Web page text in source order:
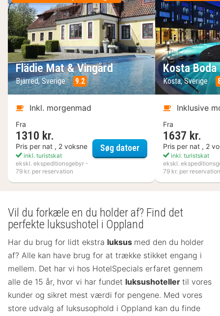
Flädie Mat & Vingård
Bjärred, Sverige 9.2
Inkl. morgenmad
Fra
1310 kr.
Pris per nat , 2 voksne
inkl. turistskat
ekskl. ekspeditionsgebyr -
79 kr. per reservation
Søg datoerFlädie Mat & Vingård
Kosta
Kosta, Sverige
Inklusive
Fra
1637 kr.
Pris per nat , 2
inkl. turistskat
ekskl.
79 kr. per reservation
Vil du forkæle en du holder af? Find det
perfekte luksushotel i Oppland
Har du brug for lidt ekstra luksus med den du holder
af? Alle kan have brug for at trække stikket engang i
mellem. Det har vi hos HotelSpecials erfaret gennem
alle de 15 år, hvor vi har fundet luksushoteller til vores
kunder og sikret mest værdi for pengene. Med vores
store udvalg af luksusophold i Oppland kan du finde